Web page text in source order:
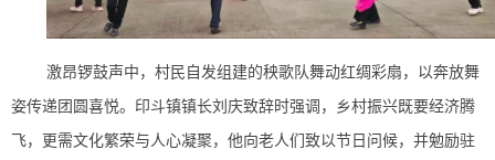
激昂锣鼓声中，村民自发组建的秧歌队舞动红绸彩扇，以奔放舞
姿传递团圆喜悦。印斗镇镇长刘庆致辞时强调，乡村振兴既要经济腾
飞，更需文化繁荣与人心凝聚，他向老人们致以节日问候，并勉励驻